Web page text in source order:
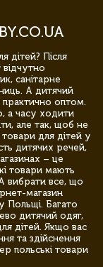
дітей? Після
санітарне
А дитячий
практично оптом.
а часу ходити
але так, щоб не
для дітей у
дитячих речей,
– це
товари мають
вибрати все, що
магазин
Польщі. Багато
дитячий одяг,
дітей. Якщо вас
та здійснення
польські товари